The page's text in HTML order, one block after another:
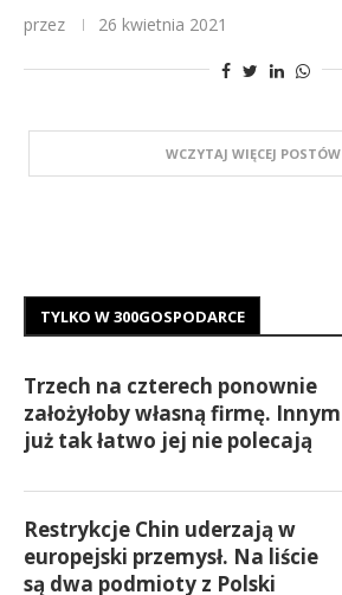
przez 26 kwietnia 2021
WCZYTAJ WIĘCEJ POSTÓW
TYLKO W 300GOSPODARCE
Trzech na czterech ponownie
założyłoby własną firmę. Innym
już tak łatwo jej nie polecają
Restrykcje Chin uderzają w
europejski przemysł. Na liście
są dwa podmioty z Polski